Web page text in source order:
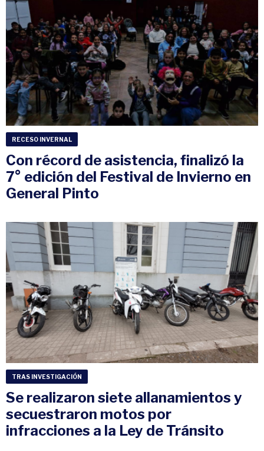
RECESO INVERNAL
Con récord de asistencia, finalizó la
7° edición del Festival de Invierno en
General Pinto
TRAS INVESTIGACIÓN
Se realizaron siete allanamientos y
secuestraron motos por
infracciones a la Ley de Tránsito